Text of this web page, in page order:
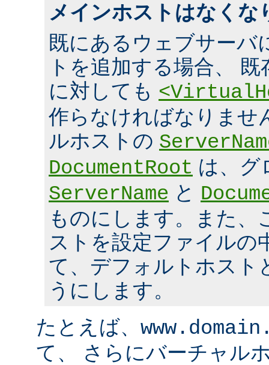
メインホストはなくな
既にあるウェブサーバ
トを追加する場合、
に対しても
作らなければなりませ
ルホストの
DocumentRoot は、グ
ServerName と
ものにします。また、
ストを設定ファイルの
て、デフォルトホスト
うにします。
たとえば、
て、 さらにバーチャル